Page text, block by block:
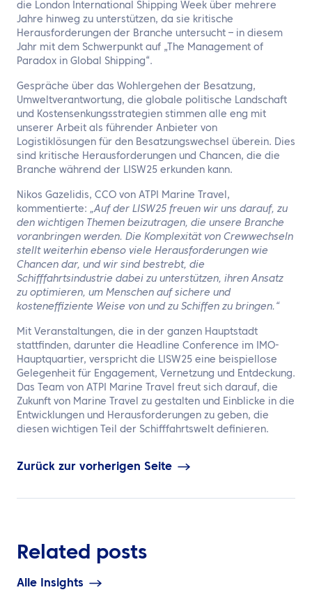
die London International Shipping Week über mehrere
Jahre hinweg zu unterstützen, da sie kritische
Herausforderungen der Branche untersucht – in diesem
Jahr mit dem Schwerpunkt auf „The Management of
Paradox in Global Shipping“.
Gespräche über das Wohlergehen der Besatzung,
Umweltverantwortung, die globale politische Landschaft
und Kostensenkungsstrategien stimmen alle eng mit
unserer Arbeit als führender Anbieter von
Logistiklösungen für den Besatzungswechsel überein. Dies
sind kritische Herausforderungen und Chancen, die die
Branche während der LISW25 erkunden kann.
Nikos Gazelidis, CCO von ATPI Marine Travel,
kommentierte: „Auf der LISW25 freuen wir uns darauf, zu
den wichtigen Themen beizutragen, die unsere Branche
voranbringen werden. Die Komplexität von Crewwechseln
stellt weiterhin ebenso viele Herausforderungen wie
Chancen dar, und wir sind bestrebt, die
Schifffahrtsindustrie dabei zu unterstützen, ihren Ansatz
zu optimieren, um Menschen auf sichere und
kosteneffiziente Weise von und zu Schiffen zu bringen.“
Mit Veranstaltungen, die in der ganzen Hauptstadt
stattfinden, darunter die Headline Conference im IMO-
Hauptquartier, verspricht die LISW25 eine beispiellose
Gelegenheit für Engagement, Vernetzung und Entdeckung.
Das Team von ATPI Marine Travel freut sich darauf, die
Zukunft von Marine Travel zu gestalten und Einblicke in die
Entwicklungen und Herausforderungen zu geben, die
diesen wichtigen Teil der Schifffahrtswelt definieren.
Zurück zur vorherigen Seite
Related posts
Alle Insights